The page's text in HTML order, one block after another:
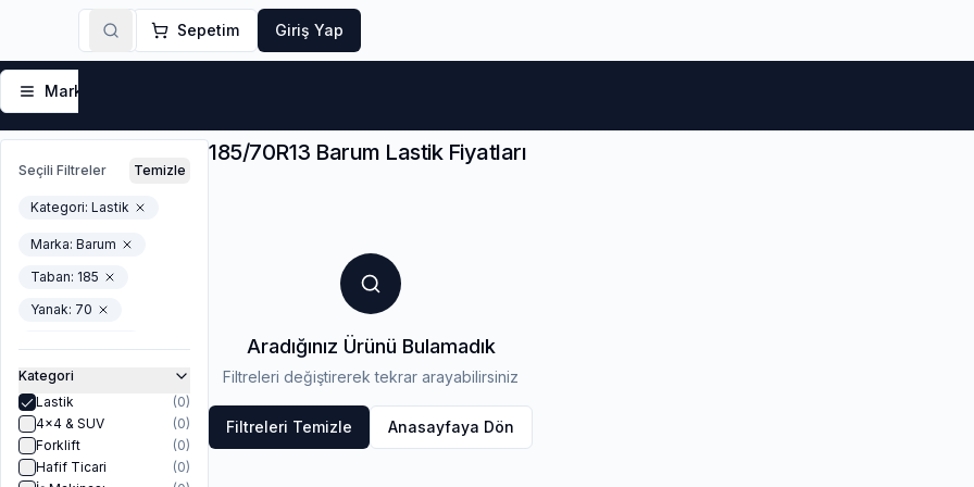
Sepetim Giriş Yap
Markalar
Seçili Filtreler Temizle
Kategori: Lastik
Marka: Barum
Taban: 185
Yanak: 70
In_stock
Kategori
Lastik
(0)
4x4 & SUV
(0)
Forklift
(0)
Hafif Ticari
(0)
185/70R13 Barum Lastik Fiyatları
Aradığınız Ürünü Bulamadık
Filtreleri değiştirerek tekrar arayabilirsiniz
Filtreleri Temizle Anasayfaya Dön